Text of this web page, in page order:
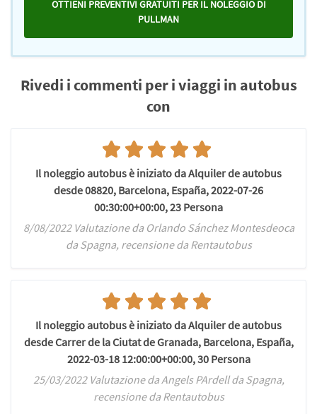
OTTIENI PREVENTIVI GRATUITI PER IL NOLEGGIO DI
PULLMAN
Rivedi i commenti per i viaggi in autobus
con
Il noleggio autobus è iniziato da Alquiler de autobus
desde 08820, Barcelona, España, 2022-07-26
00:30:00+00:00, 23 Persona
8/08/2022 Valutazione da Orlando Sánchez Montesdeoca
da Spagna, recensione da Rentautobus
Il noleggio autobus è iniziato da Alquiler de autobus
desde Carrer de la Ciutat de Granada, Barcelona, España,
2022-03-18 12:00:00+00:00, 30 Persona
25/03/2022 Valutazione da Angels PArdell da Spagna,
recensione da Rentautobus